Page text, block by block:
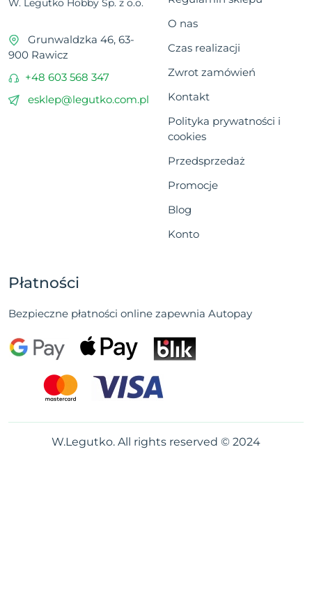
W. Legutko Hobby Sp. z o.o.
Grunwaldzka 46, 63-
900 Rawicz
+48 603 568 347
esklep@legutko.com.pl
O nas
Czas realizacji
Zwrot zamówień
Kontakt
Polityka prywatności i
cookies
Przedsprzedaż
Promocje
Blog
Konto
Płatności
Bezpieczne płatności online zapewnia Autopay
W.Legutko. All rights reserved © 2024